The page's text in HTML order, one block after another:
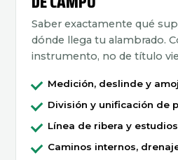
Saber exactamente qué
dónde llega tu alambrado.
instrumento, no de título
Medición, deslinde y
División y unificación de
Línea de ribera y
Caminos internos,